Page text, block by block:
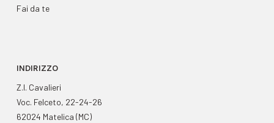
Fai da te
INDIRIZZO
Z.I. Cavalieri
Voc. Felceto, 22-24-26
62024 Matelica (MC)